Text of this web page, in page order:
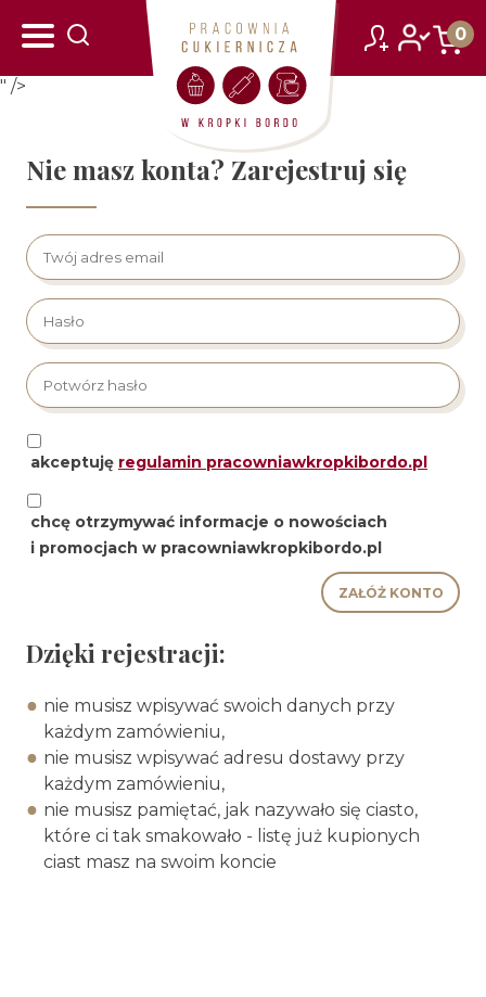
" />
zaloguj się
zarejestruj się 0
Nie masz konta? Zarejestruj się
akceptuję regulamin pracowniawkropkibordo.pl
chcę otrzymywać informacje o nowościach
i promocjach w pracowniawkropkibordo.pl
Dzięki rejestracji:
nie musisz wpisywać swoich danych przy
każdym zamówieniu,
nie musisz wpisywać adresu dostawy przy
każdym zamówieniu,
nie musisz pamiętać, jak nazywało się ciasto,
które ci tak smakowało - listę już kupionych
ciast masz na swoim koncie